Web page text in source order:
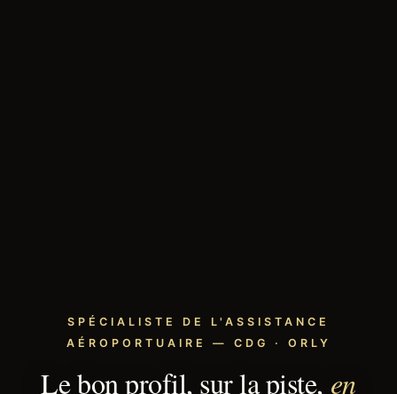
SPÉCIALISTE DE L'ASSISTANCE
AÉROPORTUAIRE — CDG · ORLY
Le bon profil, sur la piste, en